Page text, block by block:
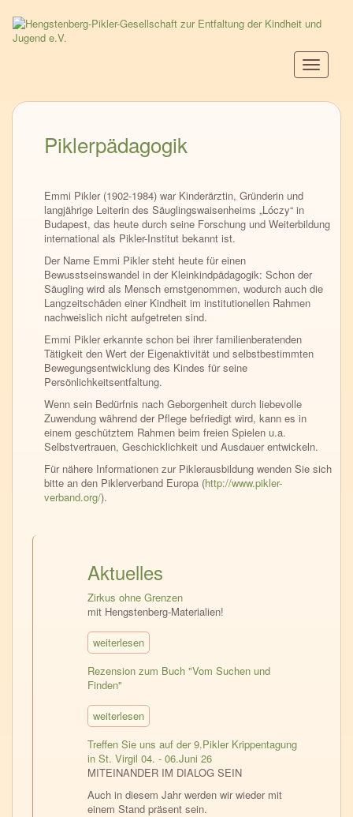
Direkt
zum
Piklerpädagogik
Emmi Pikler (1902-1984) war Kinderärztin, Gründerin und
langjährige Leiterin des Säuglingswaisenheims „Lóczy“ in
Budapest, das heute durch seine Forschung und Weiterbildung
international als Pikler-Institut bekannt ist.
Der Name Emmi Pikler steht heute für einen
Bewusstseinswandel in der Kleinkindpädagogik: Schon der
Säugling wird als Mensch ernstgenommen, wodurch auch die
Langzeitschäden einer Kindheit im institutionellen Rahmen
nachweislich nicht aufgetreten sind.
Emmi Pikler erkannte schon bei ihrer familienberatenden
Tätigkeit den Wert der Eigenaktivität und selbstbestimmten
Bewegungsentwicklung des Kindes für seine
Persönlichkeitsentfaltung.
Wenn sein Bedürfnis nach Geborgenheit durch liebevolle
Zuwendung während der Pflege befriedigt wird, kann es in
einem geschütztem Rahmen beim freien Spielen u.a.
Selbstvertrauen, Geschicklichkeit und Ausdauer entwickeln.
Für nähere Informationen zur Piklerausbildung wenden Sie sich
bitte an den Piklerverband Europa (http://www.pikler-
verband.org/).
Aktuelles
Zirkus ohne Grenzen
mit Hengstenberg-Materialien!
weiterlesen
Rezension zum Buch "Vom Suchen und
Finden"
weiterlesen
Treffen Sie uns auf der 9.Pikler Krippentagung
in St. Virgil 04. - 06.Juni 26
MITEINANDER IM DIALOG SEIN
Auch in diesem Jahr werden wir wieder mit
einem Stand präsent sein.